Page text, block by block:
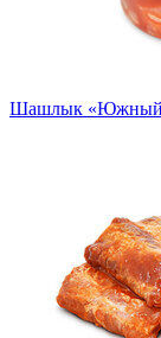
Шашлык «Южный